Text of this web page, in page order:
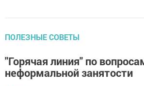
ПОЛЕЗНЫЕ СОВЕТЫ
"Горячая линия" по
неформальной занятости